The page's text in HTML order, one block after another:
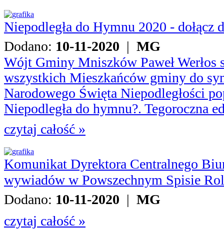
Niepodległa do Hymnu 2020 - dołącz
Dodano: 10-11-2020 | MG
Wójt Gminy Mniszków Paweł Werłos
wszystkich Mieszkańców gminy do
Narodowego Święta Niepodległości
Niepodległa do hymnu?. Tegoroczna
czytaj całość »
Komunikat Dyrektora Centralnego
wywiadów w Powszechnym Spisie
Dodano: 10-11-2020 | MG
czytaj całość »